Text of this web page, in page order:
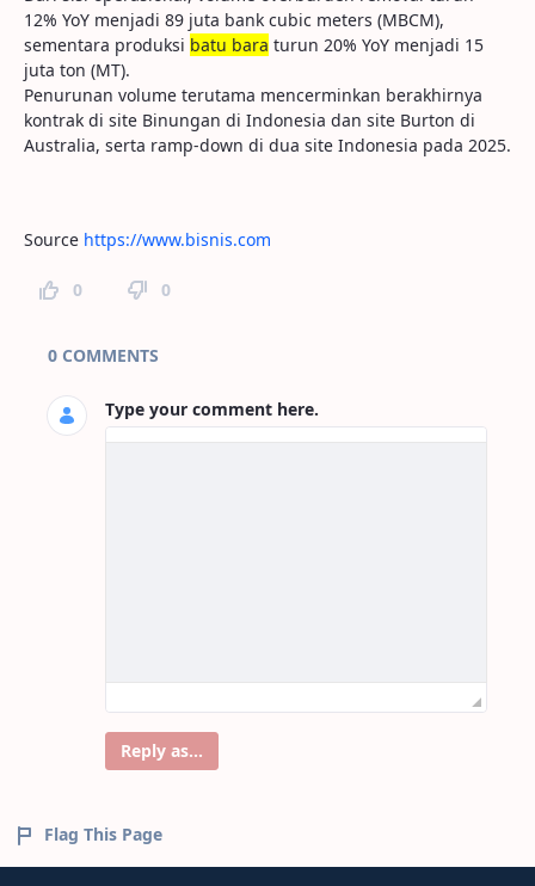
12% YoY menjadi 89 juta bank cubic meters (MBCM),
sementara produksi batu bara turun 20% YoY menjadi 15
juta ton (MT).
Penurunan volume terutama mencerminkan berakhirnya
kontrak di site Binungan di Indonesia dan site Burton di
Australia, serta ramp-down di dua site Indonesia pada 2025.
Source https://www.bisnis.com
0 0
Page Comments
0 COMMENTS
Type your comment here.
Reply as...
Flag This Page